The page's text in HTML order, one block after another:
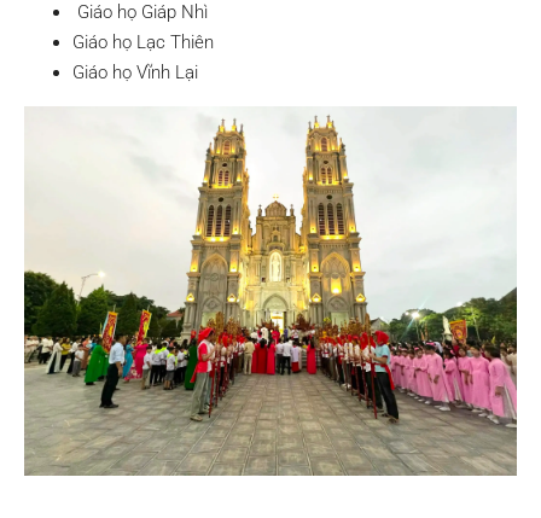
Giáo họ Giáp Nhì
Giáo họ Lạc Thiên
Giáo họ Vĩnh Lại